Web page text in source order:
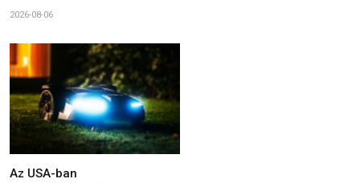
2026-08-06
Az USA-ban